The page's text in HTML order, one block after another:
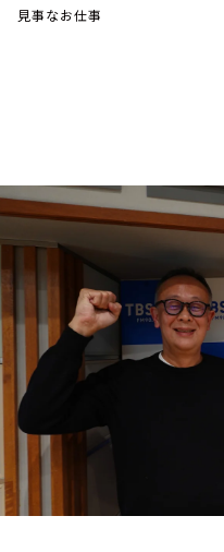
イベント・グッズ
YouTube
会社情報
見事なお仕事